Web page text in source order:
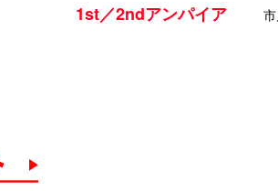
1st／2ndアンパイア